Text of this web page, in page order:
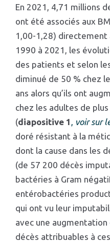
En 2021, 4,71 millions
ont été associés aux
1,00-1,28) directement
1990 à 2021, les
des patients et selon
diminué de 50 % chez
ans alors qu’ils ont
chez les adultes de
(diapositive 1 , voir sur
doré résistant à la
dont la cause dans les
(de 57 200 décès
bactéries à Gram
entérobactéries
qui ont vu leur
avec une
décès attribuables à